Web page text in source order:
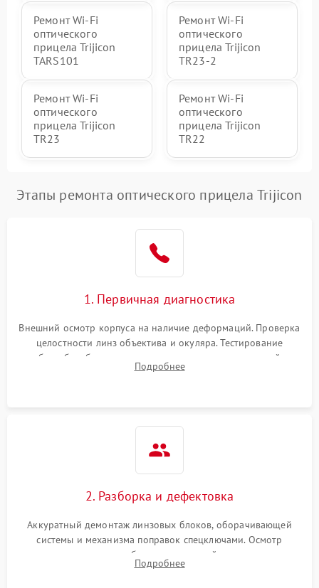
Ремонт Wi-Fi
оптического
прицела Trijicon
TARS101
Ремонт Wi-Fi
оптического
прицела Trijicon
TR23-2
Ремонт Wi-Fi
оптического
прицела Trijicon
TR23
Ремонт Wi-Fi
оптического
прицела Trijicon
TR22
Этапы ремонта оптического прицела Trijicon
1. Первичная диагностика
Внешний осмотр корпуса на наличие деформаций. Проверка
целостности линз объектива и окуляра. Тестирование
работы барабанчиков ввода поправок, кольца отстройки
параллакса и зума. Выявление сколов, внутренних
Подробнее
2. Разборка и дефектовка
Аккуратный демонтаж линзовых блоков, оборачивающей
системы и механизма поправок спецключами. Осмотр
внутренних резьбовых соединений, пружин и
уплотнительных колец. Поиск причин люфта, смещения
Подробнее